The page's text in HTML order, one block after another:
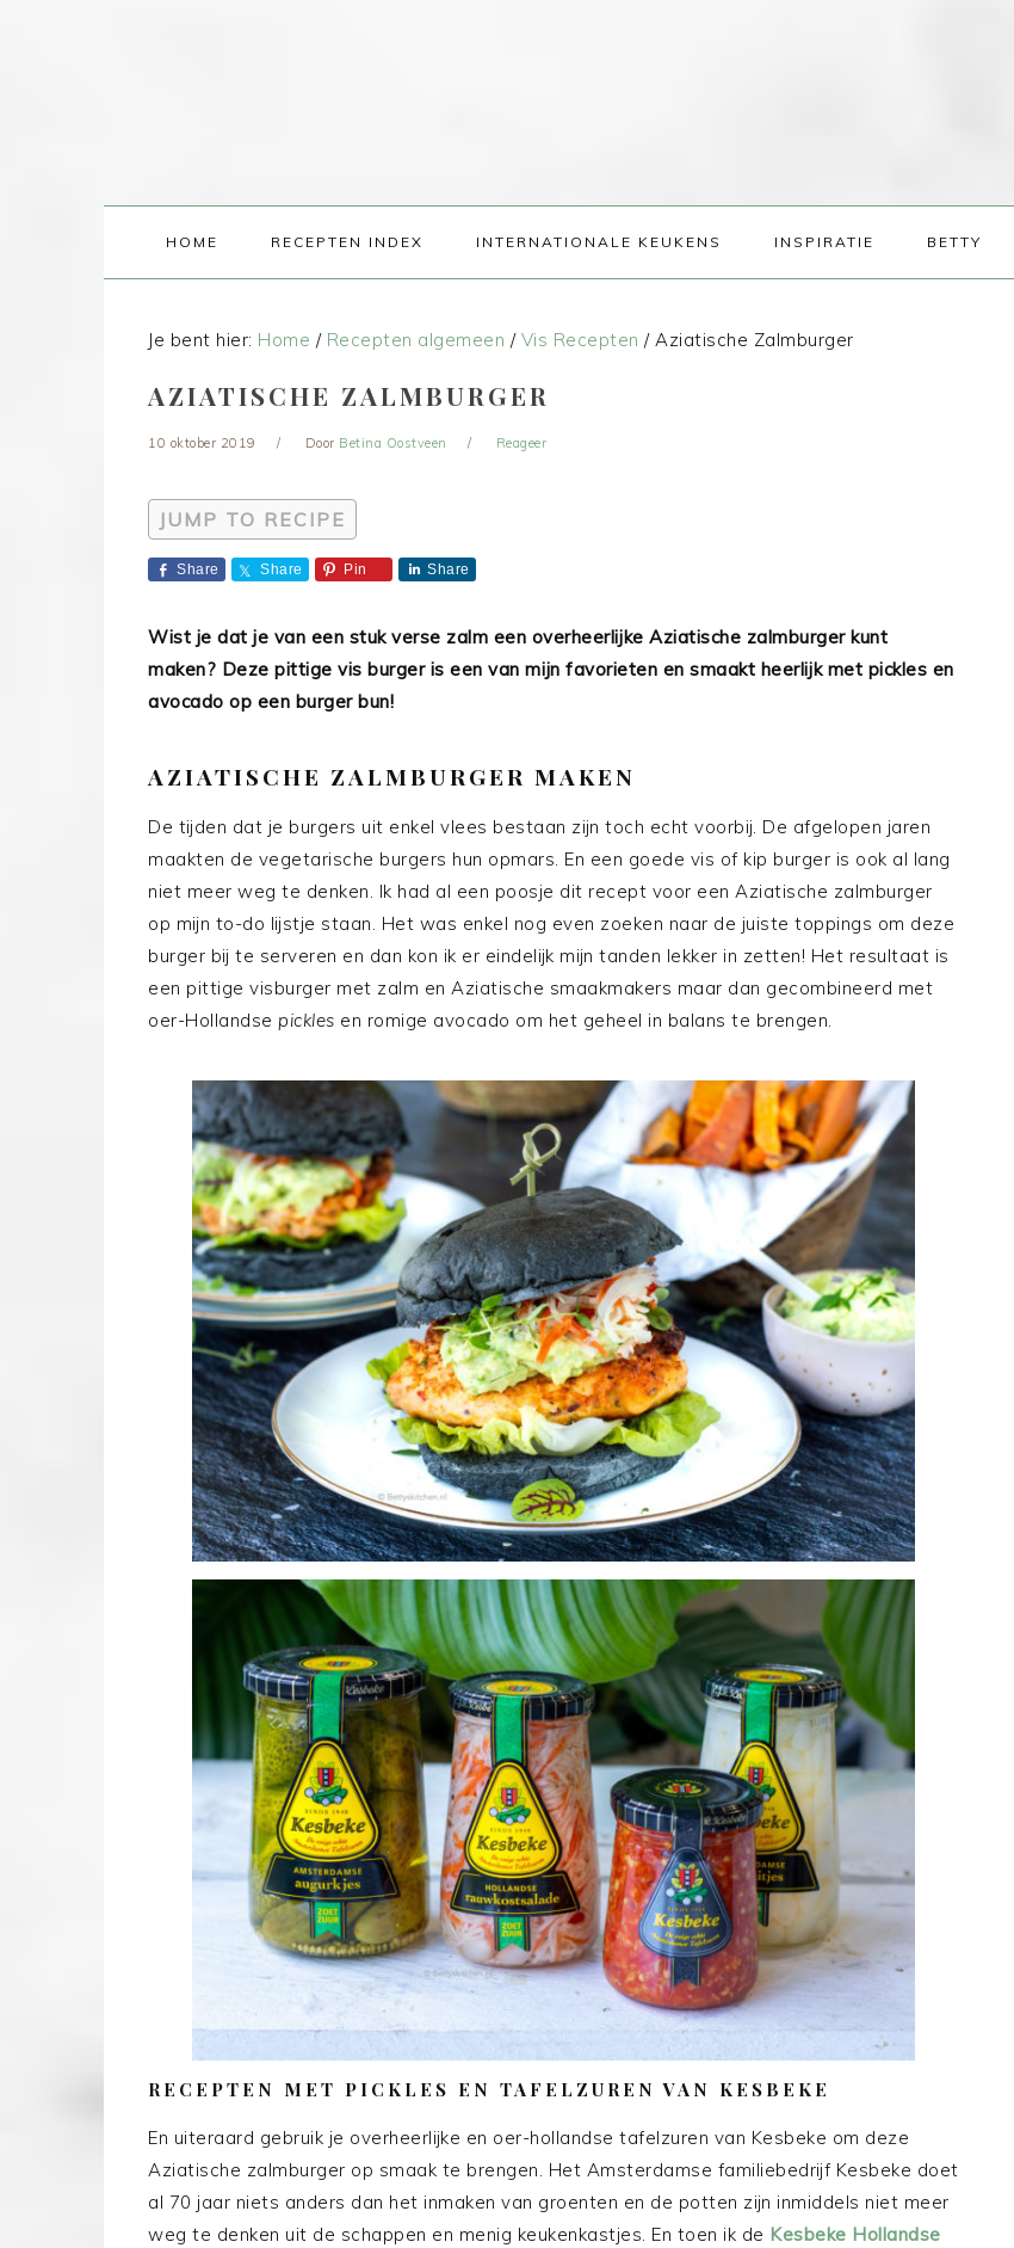
HOME RECEPTEN INDEX INTERNATIONALE KEUKENS INSPIRATIE BETTY
Je bent hier: Home / Recepten algemeen / Vis Recepten /Aziatische Zalmburger
AZIATISCHE ZALMBURGER
10 oktober 2019 Door Betina Oostveen Reageer
JUMP TO RECIPE
Share Share Pin Share
Wist je dat je van een stuk verse zalm een overheerlijke Aziatische zalmburger kunt
maken? Deze pittige vis burger is een van mijn favorieten en smaakt heerlijk met pickles en
avocado op een burger bun!
AZIATISCHE ZALMBURGER MAKEN
De tijden dat je burgers uit enkel vlees bestaan zijn toch echt voorbij. De afgelopen jaren
maakten de vegetarische burgers hun opmars. En een goede vis of kip burger is ook al lang
niet meer weg te denken. Ik had al een poosje dit recept voor een Aziatische zalmburger
op mijn to-do lijstje staan. Het was enkel nog even zoeken naar de juiste toppings om deze
burger bij te serveren en dan kon ik er eindelijk mijn tanden lekker in zetten! Het resultaat is
een pittige visburger met zalm en Aziatische smaakmakers maar dan gecombineerd met
oer-Hollandse pickles en romige avocado om het geheel in balans te brengen.
RECEPTEN MET PICKLES EN TAFELZUREN VAN KESBEKE
En uiteraard gebruik je overheerlijke en oer-hollandse tafelzuren van Kesbeke om deze
Aziatische zalmburger op smaak te brengen. Het Amsterdamse familiebedrijf Kesbeke doet
al 70 jaar niets anders dan het inmaken van groenten en de potten zijn inmiddels niet meer
weg te denken uit de schappen en menig keukenkastjes. En toen ik de Kesbeke Hollandse